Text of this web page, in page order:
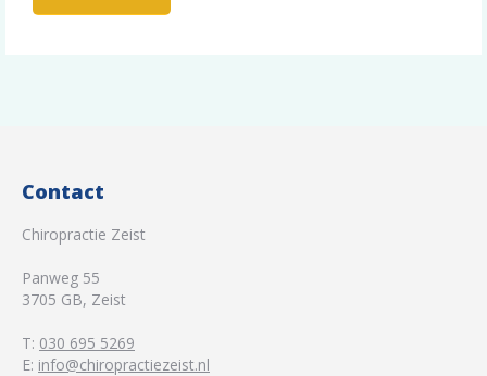
Contact
Chiropractie Zeist
Panweg 55
3705 GB, Zeist
T: 030 695 5269
E: info@chiropractiezeist.nl